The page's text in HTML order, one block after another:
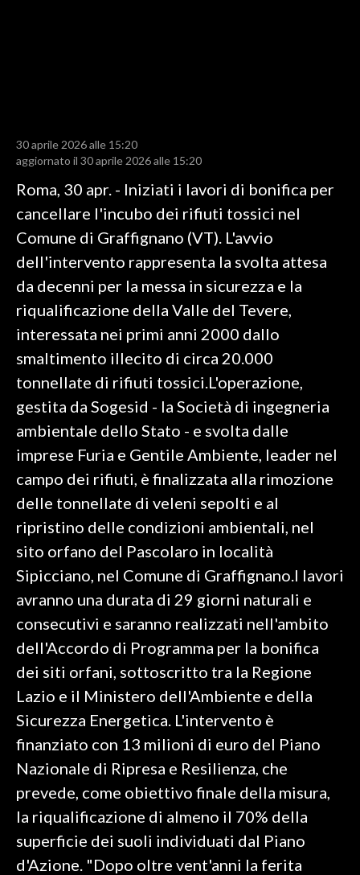
RISULTATI E CLASSIFICHE
CALCIO REGIONALE
BASKET
VOLLEY
MOTORI
TENNIS
ALTRI SPORT
CULTURA
GOSSIP
SARDEGNA TURISMO
SARDI NEL MONDO
NOTIZIE
EVENTI
3 MINUTI CON
INSULARITÀ
INFO AZIENDE
ANNUNCI
NECROLOGI
PUBBLICITÀ
30 aprile 2026 alle 15:20
aggiornato il 30 aprile 2026 alle 15:20
Roma, 30 apr. - Iniziati i lavori di bonifica per
cancellare l'incubo dei rifiuti tossici nel
Comune di Graffignano (VT). L'avvio
dell'intervento rappresenta la svolta attesa
da decenni per la messa in sicurezza e la
riqualificazione della Valle del Tevere,
interessata nei primi anni 2000 dallo
smaltimento illecito di circa 20.000
tonnellate di rifiuti tossici.L'operazione,
gestita da Sogesid - la Società di ingegneria
ambientale dello Stato - e svolta dalle
imprese Furia e Gentile Ambiente, leader nel
campo dei rifiuti, è finalizzata alla rimozione
delle tonnellate di veleni sepolti e al
ripristino delle condizioni ambientali, nel
sito orfano del Pascolaro in località
Sipicciano, nel Comune di Graffignano.I lavori
avranno una durata di 29 giorni naturali e
consecutivi e saranno realizzati nell'ambito
dell'Accordo di Programma per la bonifica
dei siti orfani, sottoscritto tra la Regione
Lazio e il Ministero dell'Ambiente e della
Sicurezza Energetica. L'intervento è
finanziato con 13 milioni di euro del Piano
Nazionale di Ripresa e Resilienza, che
prevede, come obiettivo finale della misura,
la riqualificazione di almeno il 70% della
superficie dei suoli individuati dal Piano
d'Azione. "Dopo oltre vent'anni la ferita